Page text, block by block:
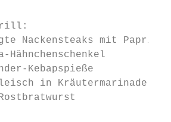
Nackensteaks mit
Kebapspieße
in Kräutermarinade